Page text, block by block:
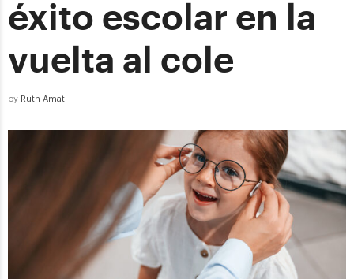
éxito escolar en la
vuelta al cole
by Ruth Amat